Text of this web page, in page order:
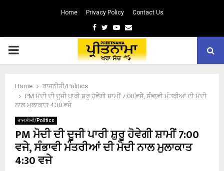
Home Privacy Policy Contact Us
Facebook
TwitterYoutube
Email
PRIMARY
Home
ਰਾਜਨੀਤੀ/Politics
PM ਮੋਦੀ ਦੀ ਦੂਜੀ ਪਾਰੀ ਸ਼ੁਰੂ ਹੋਵੇਗੀ ਸ਼ਾਮੀਂ 7:00 ਵਜੇ, ਸੰਭਾਵੀ ਮੰਤਰੀਆਂ ਦੀ ਮੋਦੀ
ਨਾਲ ਮੁਲਾਕਾਤ 4:30 ਵਜੇ
ਰਾਜਨੀਤੀ/Politics
PM ਮੋਦੀ ਦੀ ਦੂਜੀ ਪਾਰੀ ਸ਼ੁਰੂ ਹੋਵੇਗੀ ਸ਼ਾਮੀਂ 7:00
ਵਜੇ, ਸੰਭਾਵੀ ਮੰਤਰੀਆਂ ਦੀ ਮੋਦੀ ਨਾਲ ਮੁਲਾਕਾਤ
4:30 ਵਜੇ